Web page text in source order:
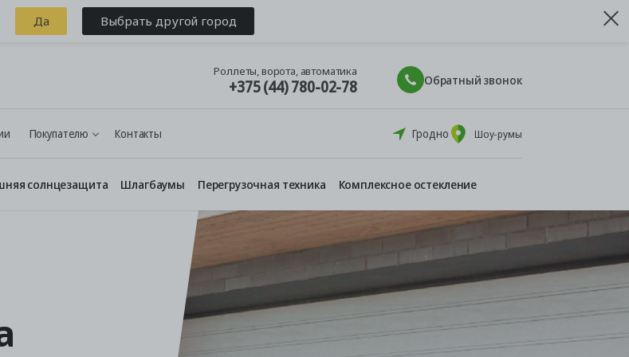
Роллеты, ворота, автоматика
+375 (44) 780-02-78 Обратный звонок
Покупателю Контакты Гродно Шоу-румы
солнцезащита Шлагбаумы Перегрузочная техника Комплексное остекление
Да Выбрать другой город